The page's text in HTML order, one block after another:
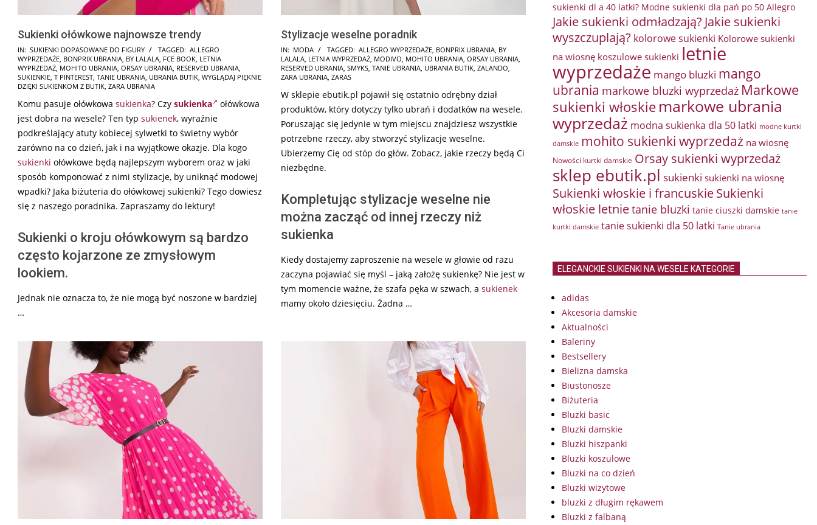
Sukienki ołówkowe najnowsze trendy
2025-
10-
09
IN: SUKIENKI DOPASOWANE DO FIGURY TAGGED: ALLEGRO
WYPRZEDAŻE, BONPRIX UBRANIA, BY LALALA, FCE BOOK, LETNIA
WYPRZEDAŻ, MOHITO UBRANIA, ORSAY UBRANIA, RESERVED UBRANIA,
SUKIENKIE, T PINTEREST, TANIE UBRANIA, UBRANIA BUTIK, WYGLĄDAJ PIĘKNIE
DZIĘKI SUKIENKOM Z BUTIK, ZARA UBRANIA
Komu pasuje ołówkowa sukienka? Czy sukienka
ołówkowa
jest dobra na wesele? Ten typ sukienek, wyraźnie
podkreślający atuty kobiecej sylwetki to świetny wybór
zarówno na co dzień, jak i na wyjątkowe okazje. Dla kogo
sukienki ołówkowe będą najlepszym wyborem oraz w jaki
sposób komponować z nimi stylizacje, by uniknąć modowej
wpadki? Jaka biżuteria do ołówkowej sukienki? Tego dowiesz
się z naszego poradnika. Zapraszamy do lektury!
Sukienki o kroju ołówkowym są bardzo
często kojarzone ze zmysłowym
lookiem.
Jednak nie oznacza to, że nie mogą być noszone w bardziej
…
Stylizacje weselne poradnik
2024-
12-
13
IN: MODA TAGGED: ALLEGRO WYPRZEDAŻE, BONPRIX UBRANIA, BY
LALALA, LETNIA WYPRZEDAŻ, MODIVO, MOHITO UBRANIA, ORSAY UBRANIA,
RESERVED UBRANIA, SMYKS, TANIE UBRANIA, UBRANIA BUTIK, ZALANDO,
ZARA UBRANIA, ZARAS
W sklepie ebutik.pl pojawił się ostatnio odrębny dział
produktów, który dotyczy tylko ubrań i dodatków na wesele.
Poruszając się jedynie w tym miejscu znajdziesz wszystkie
potrzebne rzeczy, aby stworzyć stylizacje weselne.
Ubierzemy Cię od stóp do głów. Zobacz, jakie rzeczy będą Ci
niezbędne.
Kompletując stylizacje weselne nie
można zacząć od innej rzeczy niż
sukienka
Kiedy dostajemy zaproszenie na wesele w głowie od razu
zaczyna pojawiać się myśl – jaką założę sukienkę? Nie jest w
tym momencie ważne, że szafa pęka w szwach, a sukienek
mamy około dziesięciu. Żadna …
sukienki dl a 40 latki? Modne sukienki dla pań po 50 Allegro
Jakie sukienki odmładzają? Jakie sukienki
wyszczuplają? kolorowe sukienki Kolorowe sukienki
na wiosnę koszulowe sukienki letnie
wyprzedaże mango bluzki mango
ubrania markowe bluzki wyprzedaż Markowe
sukienki włoskie markowe ubrania
wyprzedaż modna sukienka dla 50 latki modne kurtki
damskie mohito sukienki wyprzedaż na wiosnę
Nowości kurtki damskie Orsay sukienki wyprzedaż
sklep ebutik.pl sukienki sukienki na wiosnę
Sukienki włoskie i francuskieSukienki
włoskie letnietanie bluzki tanie ciuszki damskie tanie
kurtki damskie tanie sukienki dla 50 latki Tanie ubrania
ELEGANCKIE SUKIENKI NA WESELE KATEGORIE
adidas
Akcesoria damskie
Aktualności
Baleriny
Bestsellery
Bielizna damska
Biustonosze
Biżuteria
Bluzki basic
Bluzki damskie
Bluzki hiszpanki
Bluzki koszulowe
Bluzki na co dzień
Bluzki wizytowe
bluzki z długim rękawem
Bluzki z falbaną